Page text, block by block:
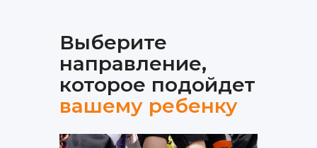
Выберите
направление,
которое подойдет
вашему ребенку